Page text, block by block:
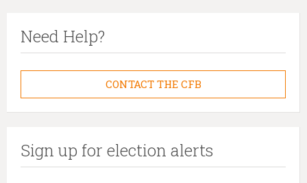
Need Help?
CONTACT THE CFB
Sign up for election alerts